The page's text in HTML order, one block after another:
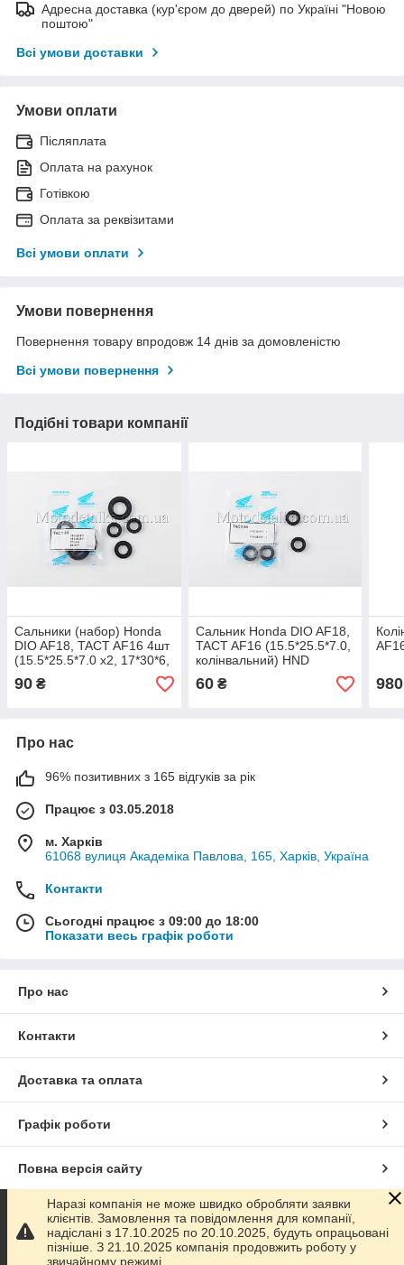
Адресна доставка (кур'єром до дверей) по Україні "Новою
поштою"
Всі умови доставки
Умови оплати
Післяплата
Оплата на рахунок
Готівкою
Оплата за реквізитами
Всі умови оплати
Умови повернення
Повернення товару впродовж 14 днів за домовленістю
Всі умови повернення
Подібні товари компанії
Сальники (набор) Honda
DIO AF18, TACT AF16 4шт
(15.5*25.5*7.0 x2, 17*30*6,
24*40*7)
90 ₴
Сальник Honda DIO AF18,
TACT AF16 (15.5*25.5*7.0,
колінвальний) HND
60₴ 980
Про нас
96% позитивних з 165 відгуків за рік
Працює з 03.05.2018
м. Харків
61068 вулиця Академіка Павлова, 165, Харків, Україна
Контакти
Сьогодні працює з 09:00 до 18:00
Показати весь графік роботи
Про нас
Контакти
Доставка та оплата
Графік роботи
Повна версія сайту
Сайт створено на маркетплейсіProm.ua
Політика конфіденційності
Наразі компанія не може швидко обробляти заявки
клієнтів. Замовлення та повідомлення для компанії,
надіслані з 17.10.2025 по 20.10.2025, будуть опрацьовані
пізніше. З 21.10.2025 компанія продовжить роботу у
звичайному режимі.